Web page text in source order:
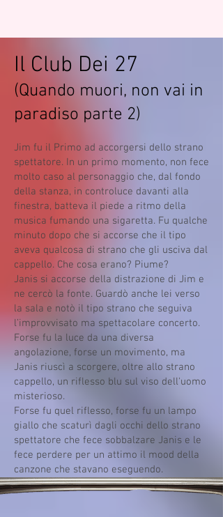
Il Club Dei 27
(Quando muori, non vai in
paradiso parte 2)
Jim fu il Primo ad accorgersi dello strano
spettatore. In un primo momento, non fece
molto caso al personaggio che, dal fondo
della stanza, in controluce davanti alla
finestra, batteva il piede a ritmo della
musica fumando una sigaretta. Fu qualche
minuto dopo che si accorse che il tipo
aveva qualcosa di strano che gli usciva dal
cappello. Che cosa erano? Piume?
Janis si accorse della distrazione di Jim e
ne cercò la fonte. Guardò anche lei verso
la sala e notò il tipo strano che seguiva
l’improvvisato ma spettacolare concerto.
Forse fu la luce da una diversa
angolazione, forse un movimento, ma
Janis riuscì a scorgere, oltre allo strano
cappello, un riflesso blu sul viso dell'uomo
misterioso.
Forse fu quel riflesso, forse fu un lampo
giallo che scaturì dagli occhi dello strano
spettatore che fece sobbalzare Janis e le
fece perdere per un attimo il mood della
canzone che stavano eseguendo.